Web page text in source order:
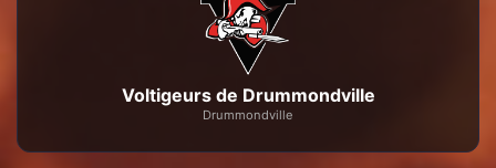
Voltigeurs de Drummondville
Drummondville